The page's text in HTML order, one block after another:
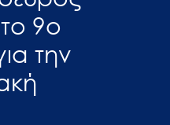
9ο
την